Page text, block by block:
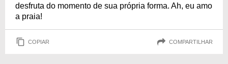
desfruta do momento de sua própria forma. Ah, eu amo
a praia!
COPIAR COMPARTILHAR